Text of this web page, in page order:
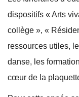
dispositifs « Arts
collège », «
ressources utiles,
danse, les
cœur de la